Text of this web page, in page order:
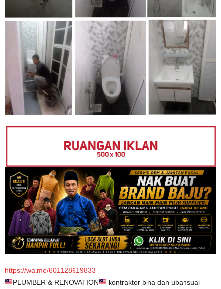
https://wa.me/601128619833
PLUMBER & RENOVATION
kontraktor bina dan ubahsuai